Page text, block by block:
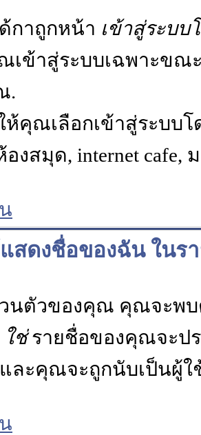
กาถูกหน้า เข้าสู่ระบ
เข้าสู่ระบบเฉพาะขณ
.
ห้คุณเลือกเข้าสู่ระบบ
งสมุด, internet cafe,
สดงชื่อของฉัน ในร
นตัวของคุณ คุณจะพบ
ใช่รายชื่อของคุณจะปร
ละคุณจะถูกนับเป็นผู้